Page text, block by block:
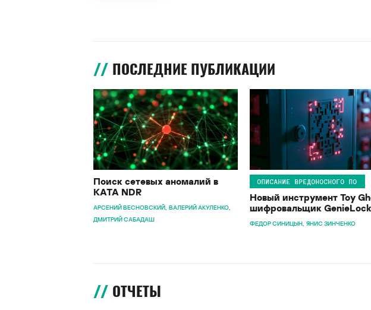
ПОСЛЕДНИЕ ПУБЛИКАЦИИ
Поиск сетевых аномалий в
KATA NDR
АРСЕНИЙ ВЕСНОВСКИЙ ВАЛЕРИЙ АКУЛЕНКО
ДМИТРИЙ САБАДАШ
ОПИСАНИЕ ВРЕДОНОСНОГО ПО
Новый инструмент Toy
шифровальщик
ФЕДОР СИНИЦЫН ЯНИС ЗИНЧЕНКО
ОТЧЕТЫ